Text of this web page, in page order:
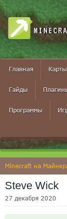
Главная Карты
Гайды
Программы
Minecraft на
Steve Wick
27 декабря 2020